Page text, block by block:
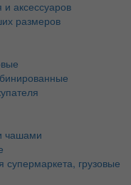
аксессуаров
размеров
чашами
супермаркета, грузовые